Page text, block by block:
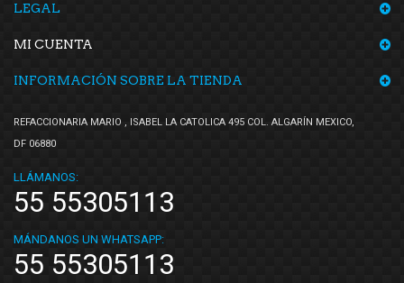
LEGAL
MI CUENTA
INFORMACIÓN SOBRE LA TIENDA
REFACCIONARIA MARIO , ISABEL LA CATOLICA 495 COL. ALGARÍN MEXICO,
DF 06880
LLÁMANOS:
55 55305113
MÁNDANOS UN WHATSAPP:
55 55305113